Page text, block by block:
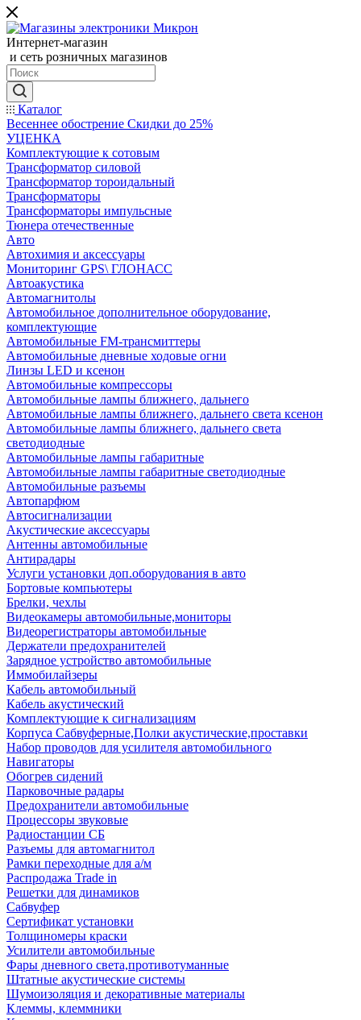
Интернет-магазин
и сеть розничных магазинов
Каталог
Весеннее обострение Скидки до 25%
УЦЕНКА
Комплектующие к сотовым
Трансформатор силовой
Трансформатор тороидальный
Трансформаторы
Трансформаторы импульсные
Тюнера отечественные
Авто
Автохимия и аксессуары
Мониторинг GPS\ ГЛОНАСС
Автоакустика
Автомагнитолы
Автомобильное дополнительное оборудование,
комплектующие
Автомобильные FM-трансмиттеры
Автомобильные дневные ходовые огни
Линзы LED и ксенон
Автомобильные компрессоры
Автомобильные лампы ближнего, дальнего
Автомобильные лампы ближнего, дальнего света ксенон
Автомобильные лампы ближнего, дальнего света
светодиодные
Автомобильные лампы габаритные
Автомобильные лампы габаритные светодиодные
Автомобильные разъемы
Автопарфюм
Автосигнализации
Акустические аксессуары
Антенны автомобильные
Антирадары
Услуги установки доп.оборудования в авто
Бортовые компьютеры
Брелки, чехлы
Видеокамеры автомобильные,мониторы
Видеорегистраторы автомобильные
Держатели предохранителей
Зарядное устройство автомобильные
Иммобилайзеры
Кабель автомобильный
Кабель акустический
Комплектующие к сигнализациям
Корпуса Сабвуферные,Полки акустические,проставки
Набор проводов для усилителя автомобильного
Навигаторы
Обогрев сидений
Парковочные радары
Предохранители автомобильные
Процессоры звуковые
Радиостанции СБ
Разъемы для автомагнитол
Рамки переходные для а/м
Распродажа Trade in
Решетки для динамиков
Сабвуфер
Сертификат установки
Толщиномеры краски
Усилители автомобильные
Фары дневного света,противотуманные
Штатные акустические системы
Шумоизоляция и декоративные материалы
Клеммы, клеммники